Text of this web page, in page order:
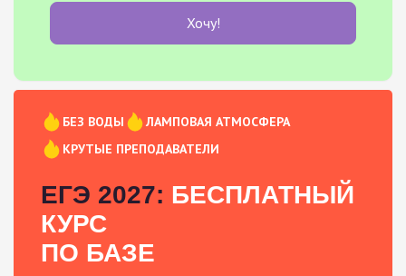
Хочу!
БЕЗ ВОДЫ
ЛАМПОВАЯ АТМОСФЕРА
КРУТЫЕ ПРЕПОДАВАТЕЛИ
ЕГЭ 2027: БЕСПЛАТНЫЙ
КУРС
ПО БАЗЕ